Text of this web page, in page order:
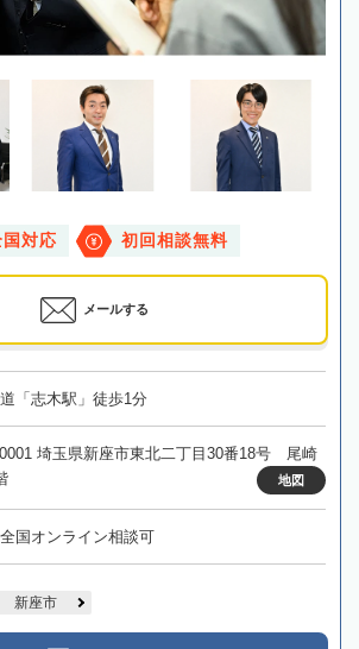
国対応 初回相談無料
メールする
「志木駅」徒歩1分
埼玉県新座市東北二丁目30番18号 尾崎
地図
国オンライン相談可
新座市